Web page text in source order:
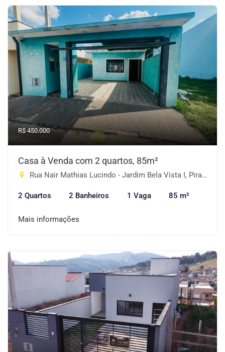
R$ 450.000
Casa à Venda com 2 quartos, 85m²
Rua Nair Mathias Lucindo - Jardim Bela Vista I, Piracaia-SP
2 Quartos 2 Banheiros 1 Vaga 85 m²
Mais informações